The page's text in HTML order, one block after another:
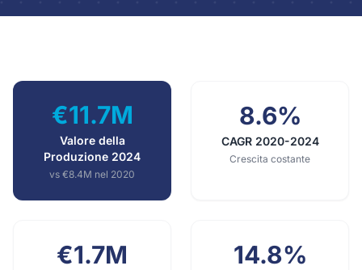
€11.7M
Valore della
Produzione 2024
vs €8.4M nel 2020
8.6%
CAGR 2020-2024
Crescita costante
€1.7M 14.8%